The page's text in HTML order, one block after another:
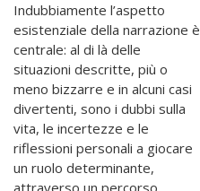
Indubbiamente l’aspetto
esistenziale della narrazione è
centrale: al di là delle
situazioni descritte, più o
meno bizzarre e in alcuni casi
divertenti, sono i dubbi sulla
vita, le incertezze e le
riflessioni personali a giocare
un ruolo determinante,